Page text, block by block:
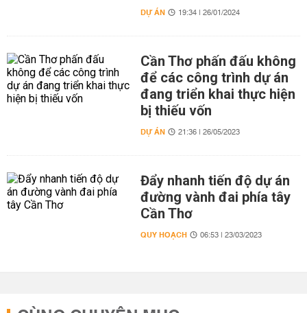
DỰ ÁN 19:34 | 26/01/2024
Cần Thơ phấn đấu không
để các công trình dự án
đang triển khai thực hiện
bị thiếu vốn
DỰ ÁN 21:36 | 26/05/2023
Đẩy nhanh tiến độ dự án
đường vành đai phía tây
Cần Thơ
QUY HOẠCH 06:53 | 23/03/2023